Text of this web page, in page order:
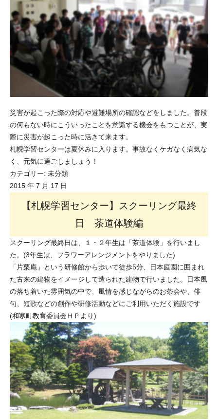
災害が起こった際の対応や避難場所の確認などをしました。普段
の何もない時にこういったことを意識する機会をもつことが、実
際に災害が起こった時に活きて来ます。
札幌学習センターは夏休みに入ります。事故なくケガなく病気な
く、元気に過ごしましょう！
カテゴリー: 未分類
2015 年 7 月 17 日
【札幌学習センター】スクーリング最終
日 茶道体験編
スクーリング最終日は、１・２年生は「茶道体験」を行いまし
た。(3年生は、フラワーアレンジメントをやりました)
「片栗庵」という研修館から歩いて徒歩5分、日本庭園に囲まれ
た古来の建物をイメージして造られた建物で行いました。日本風
の落ち着いた雰囲気の中で、風情を感じながらのお茶会や、俳
句、短歌などの創作や研修活動などにご利用いただく施設です
(和寒町教育委員会ＨＰより)